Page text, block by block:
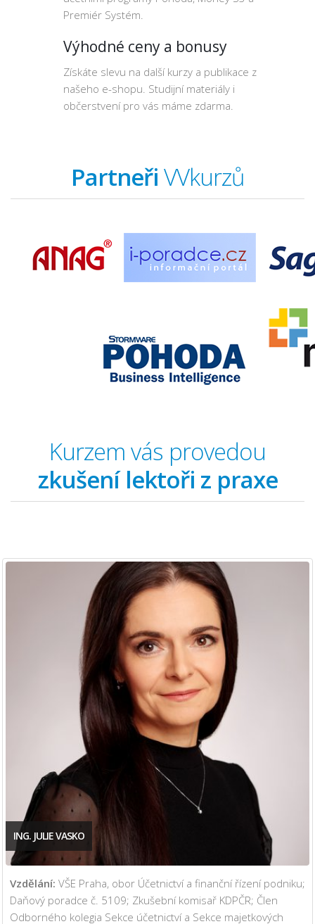
Premiér Systém.
Výhodné ceny a bonusy
Získáte slevu na další kurzy a publikace z
našeho e-shopu. Studijní materiály i
občerstvení pro vás máme zdarma.
Partneři VVkurzů
Kurzem vás provedou
zkušení lektoři z praxe
ING. JULIE VASKO
Vzdělání: VŠE Praha, obor Účetnictví a finanční řízení podniku;
Daňový poradce č. 5109; Zkušební komisař KDPČR; Člen
Odborného kolegia Sekce účetnictví a Sekce majetkových